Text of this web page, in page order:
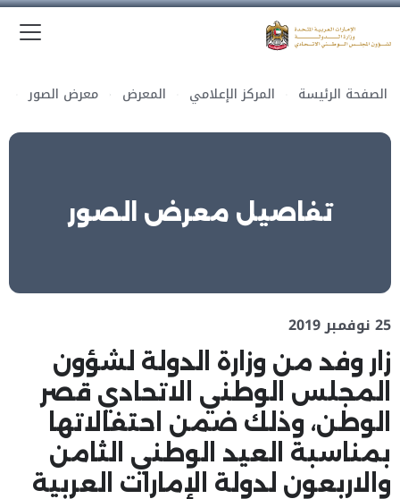
الصفحة الرئيسة المركز الإعلامي المعرض معرض الصور
تفاصيل معرض الصور
25 نوفمبر 2019
زار وفد من وزارة الدولة لشؤون
المجلس الوطني الاتحادي قصر
الوطن، وذلك ضمن احتفالاتها
بمناسبة العيد الوطني الثامن
والاربعون لدولة الإمارات العربية